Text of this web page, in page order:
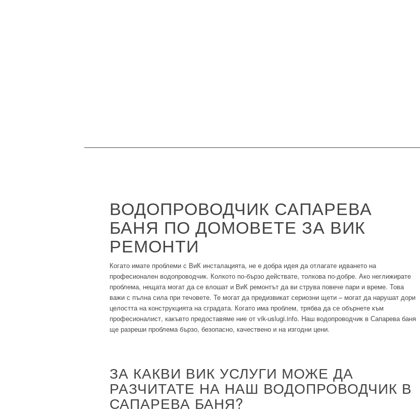
ВОДОПРОВОДЧИК САПАРЕВА
БАНЯ ПО ДОМОВЕТЕ ЗА ВИК
РЕМОНТИ
Когато имате проблеми с ВиК инсталацията, не е добра идея да отлагате идването на
професионален водопроводчик. Колкото по-бързо действате, толкова по-добре. Ако неглижирате
проблема, нещата могат да се влошат и ВиК ремонтът да ви струва повече пари и време. Това
важи с пълна сила при течовете. Те могат да предизвикат сериозни щети – могат да нарушат дори
целостта на конструкцията на сградата. Когато има проблем, трябва да се обърнете към
професионалист, какъвто предоставяме ние от vik-uslugi.info. Наш водопроводчик в Сапарева баня
ще разреши проблема бързо, безопасно, качествено и на изгодни цени.
ЗА КАКВИ ВИК УСЛУГИ МОЖЕ ДА
РАЗЧИТАТЕ НА НАШ ВОДОПРОВОДЧИК В
САПАРЕВА БАНЯ?